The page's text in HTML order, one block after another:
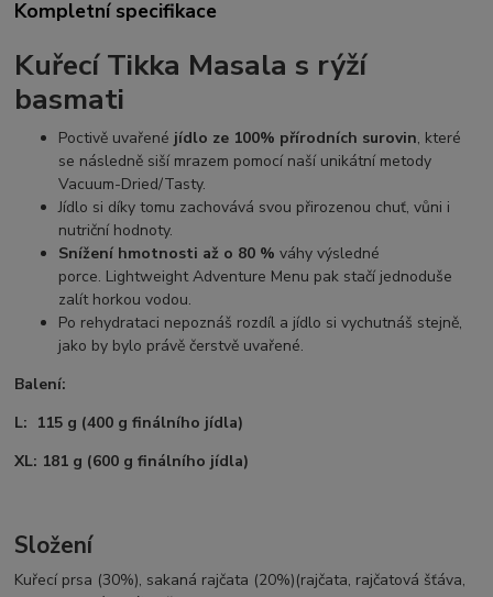
Kompletní specifikace
KuřecíTikka Masala s rýží
basmati
Poctivě uvařené jídlo ze 100% přírodních surovin, které
se následně siší mrazem pomocí naší unikátní metody
Vacuum-Dried/Tasty.
Jídlo si díky tomu zachovává svou přirozenou chuť, vůni i
nutriční hodnoty.
Snížení hmotnosti až o 80 % váhy výsledné
porce. Lightweight Adventure Menu pak stačí jednoduše
zalít horkou vodou.
Po rehydrataci nepoznáš rozdíl a jídlo si vychutnáš stejně,
jako by bylo právě čerstvě uvařené.
Balení:
L: 115 g (400 g finálního jídla)
XL: 181 g (600 g finálního jídla)
Složení
Kuřecí prsa (30%), sakaná rajčata (20%)(rajčata, rajčatová šťáva,